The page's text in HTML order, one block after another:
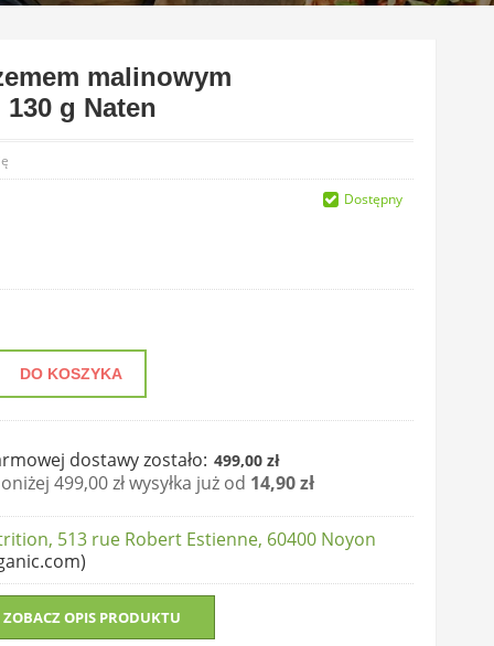
malinowym
g Naten
DO KOSZYKA
dostawy zostało: 499,00 zł
499,00 zł wysyłka już od 14,90 zł
Dostępny
513 rue Robert Estienne, 60400 Noyon
ZOBACZ OPIS PRODUKTU